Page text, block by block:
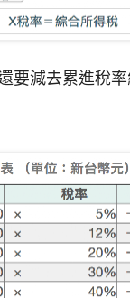
要減去累進稅